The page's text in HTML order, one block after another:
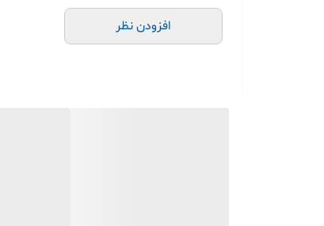
افزودن نظر